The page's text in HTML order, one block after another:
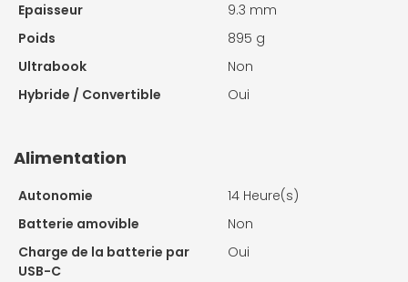
Epaisseur
9.3 mm
Poids
895 g
Ultrabook
Non
Hybride / Convertible
Oui
Alimentation
Autonomie
14 Heure(s)
Batterie amovible
Non
Charge de la batterie par
USB-C
Oui